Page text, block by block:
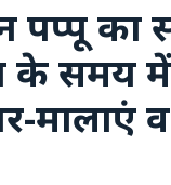
का
के समय
मालाएं